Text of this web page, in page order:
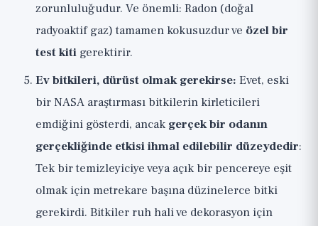
zorunluluğudur. Ve önemli: Radon (doğal
radyoaktif gaz) tamamen kokusuzdur ve özel bir
test kiti gerektirir.
Ev bitkileri, dürüst olmak gerekirse: Evet, eski
bir NASA araştırması bitkilerin kirleticileri
emdiğini gösterdi, ancak gerçek bir odanın
gerçekliğinde etkisi ihmal edilebilir düzeydedir:
Tek bir temizleyiciye veya açık bir pencereye eşit
olmak için metrekare başına düzinelerce bitki
gerekirdi. Bitkiler ruh hali ve dekorasyon için